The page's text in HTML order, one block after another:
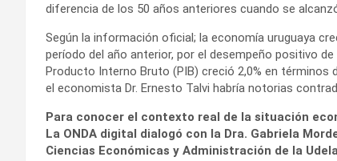
diferencia de los 50 años anteriores cuando se
Según la información oficial; la economía uruguaya
período del año anterior, por el desempeño positivo
Producto Interno Bruto (PIB) creció 2,0% en términos
el economista Dr. Ernesto Talvi habría notorias
Para conocer el contexto real de la situación
La ONDA digital dialogó con la Dra. Gabriela
Ciencias Económicas y Administración de la